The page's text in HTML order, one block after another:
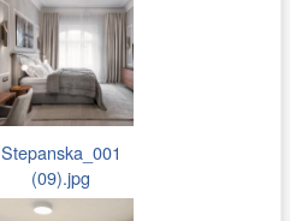
Stepanska_001
(09).jpg